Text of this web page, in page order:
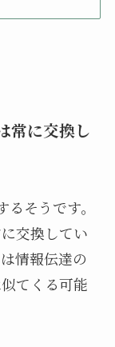
常に交換し
そうです。
交換してい
情報伝達の
てくる可能